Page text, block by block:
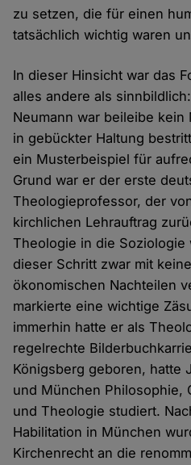
zu setzen, die für einen
tatsächlich wichtig waren
In dieser Hinsicht war das
alles andere als
Neumann war beileibe
in gebückter Haltung
ein Musterbeispiel für
Grund war er der erste
Theologieprofessor, der
kirchlichen Lehrauftrag
Theologie in die
dieser Schritt zwar mit
ökonomischen Nachteilen
markierte eine wichtige
immerhin hatte er als
regelrechte
Königsberg geboren, hatte
und München Philosophie,
und Theologie studiert.
Habilitation in München
Kirchenrecht an die